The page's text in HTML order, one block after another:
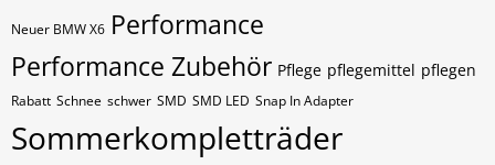
Neuer BMW X6 Performance
Performance Zubehör Pflege pflegemittel pflegen
Rabatt Schnee schwer SMD SMD LED Snap In Adapter
Sommerkompletträder